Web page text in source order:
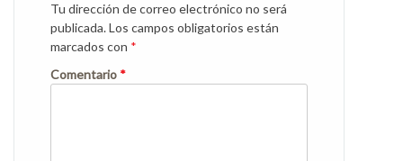
Tu dirección de correo electrónico no será
publicada.Los campos obligatorios están
marcados con *
Comentario *